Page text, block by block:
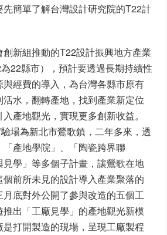
簡單了解台灣設計研究院的T22計
新組推動的T22設計振興地方產業
22縣市），預計要透過長期持續性
經費的導入，為台灣各縣市原有
水，翻轉產地，找到產業新定位
產地觀光，實現更多創新收益。
場為新北市鶯歌鎮，二年多來，透
產地學院」、「陶瓷跨界聯
學」等多個子計畫，讓鶯歌在地
前所未見的設計導入產業聚落的
底對外公開了參與改造的五個工
出「工廠見學」的產地觀光新模
打開製造的現場，呈現工廠製程